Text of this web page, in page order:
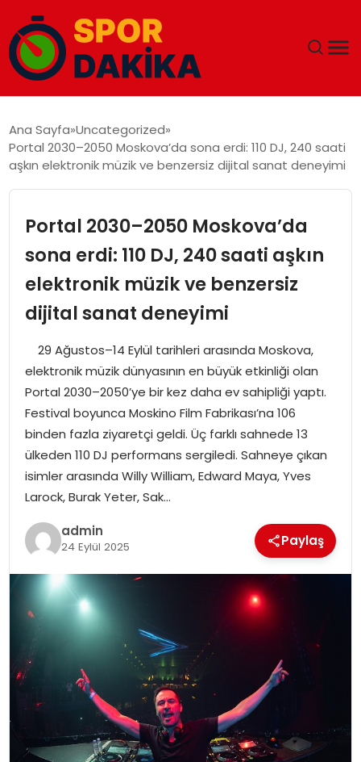
GÜNDEM
EKONOMI
MAGAZIN
SAĞLIK
SIYASET
SPOR
TEKNOLOJI
YAŞAM
Ana Sayfa Uncategorized
Portal 2030–2050 Moskova’da sona erdi: 110 DJ, 240 saati
aşkın elektronik müzik ve benzersiz dijital sanat deneyimi
Portal 2030–2050 Moskova’da
sona erdi: 110 DJ, 240 saati aşkın
elektronik müzik ve benzersiz
dijital sanat deneyimi
29 Ağustos–14 Eylül tarihleri arasında Moskova,
elektronik müzik dünyasının en büyük etkinliği olan
Portal 2030–2050’ye bir kez daha ev sahipliği yaptı.
Festival boyunca Moskino Film Fabrikası’na 106
binden fazla ziyaretçi geldi. Üç farklı sahnede 13
ülkeden 110 DJ performans sergiledi. Sahneye çıkan
isimler arasında Willy William, Edward Maya, Yves
Larock, Burak Yeter, Sak…
admin
24 Eylül 2025 Paylaş